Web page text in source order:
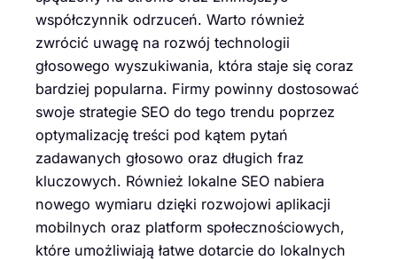
współczynnik odrzuceń. Warto również
zwrócić uwagę na rozwój technologii
głosowego wyszukiwania, która staje się coraz
bardziej popularna. Firmy powinny dostosować
swoje strategie SEO do tego trendu poprzez
optymalizację treści pod kątem pytań
zadawanych głosowo oraz długich fraz
kluczowych. Również lokalne SEO nabiera
nowego wymiaru dzięki rozwojowi aplikacji
mobilnych oraz platform społecznościowych,
które umożliwiają łatwe dotarcie do lokalnych